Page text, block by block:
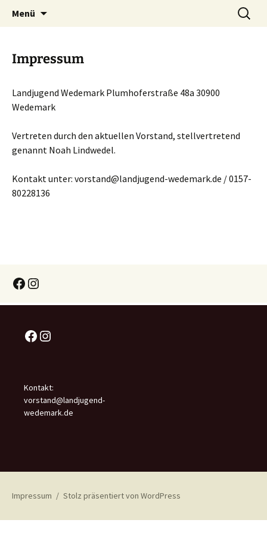
Landjugend Wedemark
Menü
Suchen
nach:
Impressum
Landjugend Wedemark Plumhoferstraße 48a 30900
Wedemark
Vertreten durch den aktuellen Vorstand, stellvertretend
genannt Noah Lindwedel.
Kontakt unter: vorstand@landjugend-wedemark.de / 0157-
80228136
Facebook
Instagram
Facebook
Instagram
Kontakt:
vorstand@landjugend-
wedemark.de
Impressum Stolz präsentiert von WordPress